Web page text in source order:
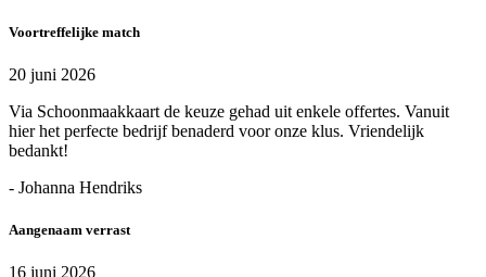
Voortreffelijke match
20 juni 2026
Via Schoonmaakkaart de keuze gehad uit enkele offertes. Vanuit
hier het perfecte bedrijf benaderd voor onze klus. Vriendelijk
bedankt!
- Johanna Hendriks
Aangenaam verrast
16 juni 2026